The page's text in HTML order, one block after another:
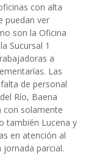
con alta
puedan ver
son la Oficina
Sucursal 1
a
Las
de personal
Río, Baena
con solamente
también Lucena y
en atención al
jornada parcial.